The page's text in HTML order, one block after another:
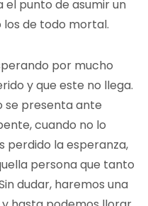
el punto de asumir un
de todo mortal.
por mucho
y que este no llega.
se presenta ante
cuando no lo
perdido la esperanza,
persona que tanto
dudar, haremos una